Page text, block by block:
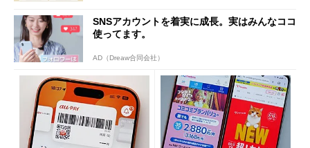
SNSアカウントを着実に成長。実はみんなココ
使ってます。
AD（Dreaw合同会社）